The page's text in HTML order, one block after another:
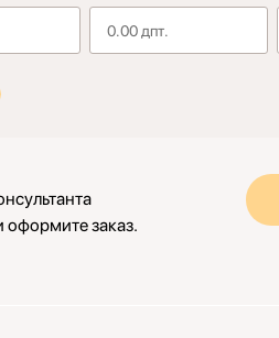
оформите заказ.